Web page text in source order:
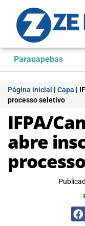
Parauapebas
Página inicial | Capa |
processo seletivo
IFPA/
abre